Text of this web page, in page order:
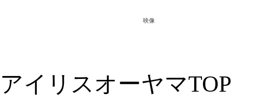
アイリスオーヤマTOP
映像